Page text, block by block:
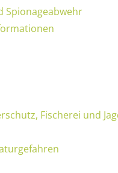
Spionageabwehr
Fischerei und